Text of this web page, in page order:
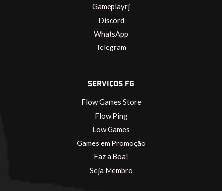
Gameplayrj
Discord
WhatsApp
Telegram
SERVIÇOS FG
Flow Games Store
Flow Ping
Low Games
Games em Promoção
Faz a Boa!
Seja Membro